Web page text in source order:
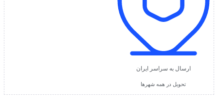
ارسال به سراسر ایران
تحویل در همه شهرها